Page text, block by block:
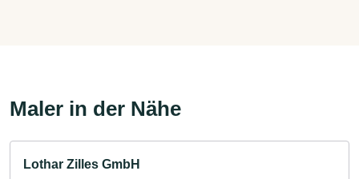
Maler in der Nähe
Lothar Zilles GmbH